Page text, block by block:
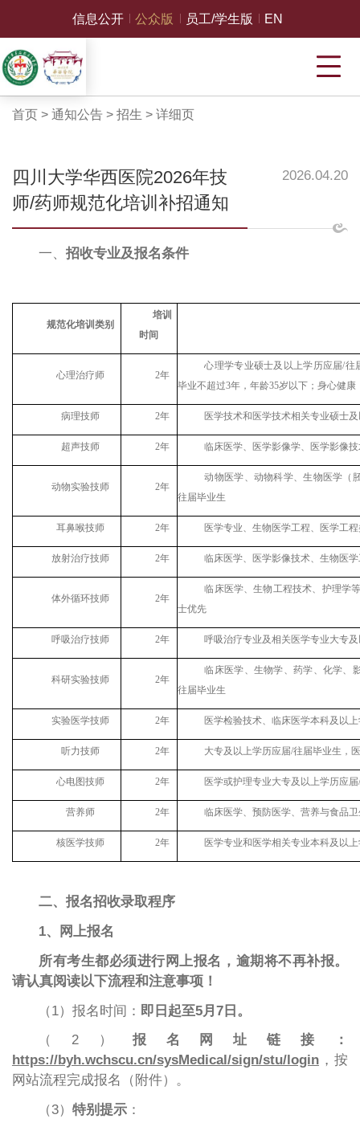
信息公开 公众版 员工/学生版 EN
首页 > 通知公告> 招生 > 详细页
四川大学华西医院2026年技
师/药师规范化培训补招通知
2026.04.20
一、招收专业及报名条件
规范化培训类别
培训
时间
心理治疗师 2年
心理学专业硕士及以上学历应届/往
毕业不超过3年，年龄35岁以下；身心健
病理技师 2年 医学技术和医学技术相关专业硕士
超声技师 2年 临床医学、医学影像学、医学影像
动物实验技师 2年
动物医学、动物科学、生物医学（
往届毕业生
耳鼻喉技师 2年 医学专业、生物医学工程 、医学工程
放射治疗技师 2年 临床医学、医学影像技术、生物医
体外循环技师 2年
临床医学、生物工程技术、护理学
士优先
呼吸治疗技师 2年 呼吸治疗专业及相关医学专业大专
科研实验技师 2年
临床医学、生物学、药学、化学、
往届毕业生
实验医学技师 2年 医学检验技术、临床医学本科及以
听力技师 2年 大专及以上学历应届/往届毕业生，
心电图技师 2年 医学或护理专业大专及以上学历应届
营养师 2年 临床医学、预防医学、营养与食品
核医学技师 2年 医学专业和医学相关专业本科及以
二、报名招收录取程序
1、网上报名
所有考生都必须进行网上报名，逾期将不再补报。
请认真阅读以下流程和注意事项！
（ 1）报名时间： 即日起至5月 7日。
（2） 报名网址链接：
https://byh.wchscu.cn/sysMedical/sign/stu/login，按
网站流程完成报名（附件）。
（ 3） 特别提示：